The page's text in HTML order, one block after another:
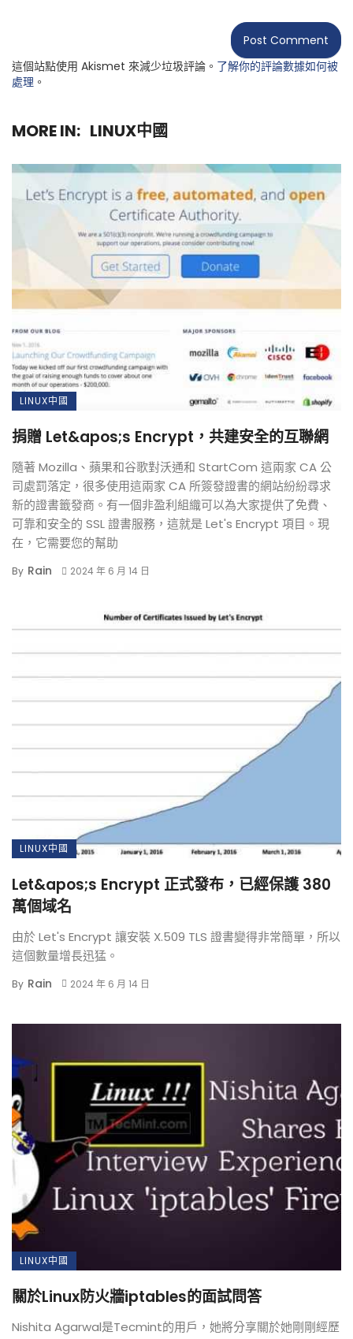
這個站點使用 Akismet 來減少垃圾評論。 了解你的評論數據如何被
處理 。
MORE IN: LINUX中國
LINUX中國
捐贈 Let&apos;s Encrypt，共建安全的互聯網
隨著 Mozilla、蘋果和谷歌對沃通和 StartCom 這兩家 CA 公
司處罰落定，很多使用這兩家 CA 所簽發證書的網站紛紛尋求
新的證書籤發商。有一個非盈利組織可以為大家提供了免費、
可靠和安全的 SSL 證書服務，這就是 Let's Encrypt 項目。現
在，它需要您的幫助
By Rain 2024 年 6 月 14 日
LINUX中國
Let&apos;s Encrypt 正式發布，已經保護 380
萬個域名
由於 Let's Encrypt 讓安裝 X.509 TLS 證書變得非常簡單，所以
這個數量增長迅猛。
By Rain 2024 年 6 月 14 日
LINUX中國
關於Linux防火牆iptables的面試問答
Nishita Agarwal是Tecmint的用戶，她將分享關於她剛剛經歷